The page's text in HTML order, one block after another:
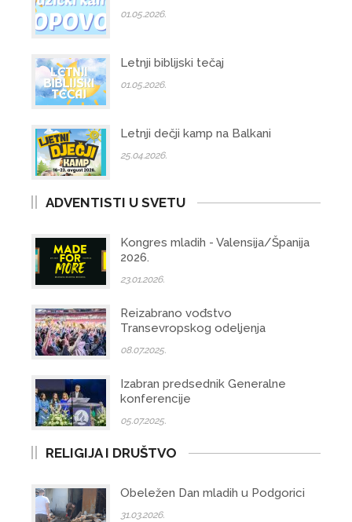
01.05.2026.
Letnji biblijski tečaj
01.05.2026.
Letnji dečji kamp na Balkani
25.04.2026.
ADVENTISTI U SVETU
Kongres mladih - Valensija/Španija
2026.
23.01.2026.
Reizabrano vođstvo
Transevropskog odeljenja
08.07.2025.
Izabran predsednik Generalne
konferencije
05.07.2025.
RELIGIJA I DRUŠTVO
Obeležen Dan mladih u Podgorici
31.03.2026.